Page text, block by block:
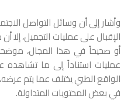
وأشار إلى أن وسائل التواصل
الإقبال على عمليات التجميل، إلا
أو صحيحاً في هذا المجال،
عمليات استناداً إلى ما
الواقع الطبي يختلف عما يتم
في بعض المحتويات المتداولة.